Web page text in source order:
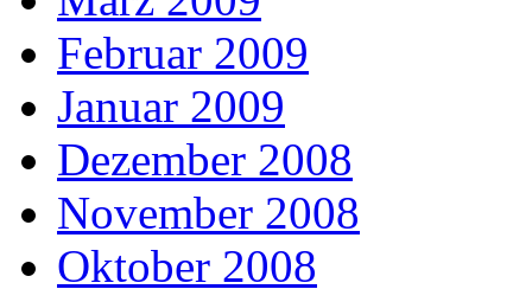
Februar 2009
Januar 2009
Dezember 2008
November 2008
Oktober 2008